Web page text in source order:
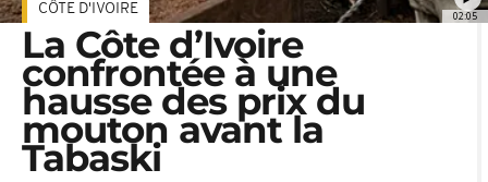
02:05
CÔTE D'IVOIRE
La Côte d’Ivoire
confrontée à une
hausse des prix du
mouton avant la
Tabaski